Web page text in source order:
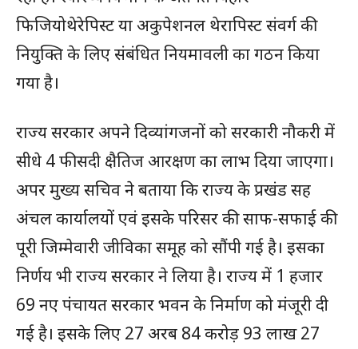
फिजियोथेरेपिस्ट या अकुपेशनल थेरापिस्ट संवर्ग की
नियुक्ति के लिए संबंधित नियमावली का गठन किया
गया है।
राज्य सरकार अपने दिव्यांगजनों को सरकारी नौकरी में
सीधे 4 फीसदी क्षैतिज आरक्षण का लाभ दिया जाएगा।
अपर मुख्य सचिव ने बताया कि राज्य के प्रखंड सह
अंचल कार्यालयों एवं इसके परिसर की साफ-सफाई की
पूरी जिम्मेवारी जीविका समूह को सौंपी गई है। इसका
निर्णय भी राज्य सरकार ने लिया है। राज्य में 1 हजार
69 नए पंचायत सरकार भवन के निर्माण को मंजूरी दी
गई है। इसके लिए 27 अरब 84 करोड़ 93 लाख 27